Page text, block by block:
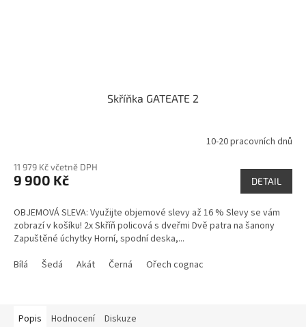
Skříňka GATEATE 2
10-20 pracovních dnů
11 979 Kč včetně DPH
9 900 Kč DETAIL
OBJEMOVÁ SLEVA: Využijte objemové slevy až 16 % Slevy se vám
zobrazí v košíku! 2x Skříň policová s dveřmi Dvě patra na šanony
Zapuštěné úchytky Horní, spodní deska,...
Bílá
Šedá Akát Černá Ořech cognac
Popis Hodnocení Diskuze